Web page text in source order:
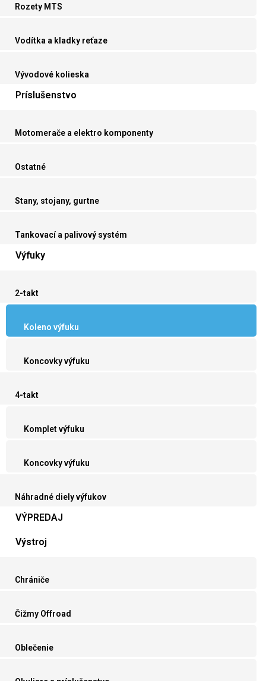
Rozety MTS
Vodítka a kladky reťaze
Vývodové kolieska
Príslušenstvo
Motomerače a elektro komponenty
Ostatné
Stany, stojany, gurtne
Tankovací a palivový systém
Výfuky
2-takt
Koleno výfuku
Koncovky výfuku
4-takt
Komplet výfuku
Koncovky výfuku
Náhradné diely výfukov
VÝPREDAJ
Výstroj
Chrániče
Čižmy Offroad
Oblečenie